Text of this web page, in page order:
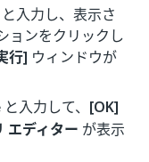
入力し、表示さ
ョンをクリックし
行] ウィンドウが
と入力して、 [OK]
エディター が表示